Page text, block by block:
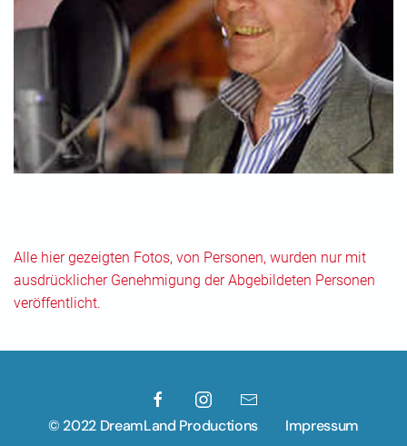
Alle hier gezeigten Fotos, von Personen, wurden nur mit
ausdrücklicher Genehmigung der Abgebildeten Personen
veröffentlicht.
© 2022 DreamLand Productions Impressum